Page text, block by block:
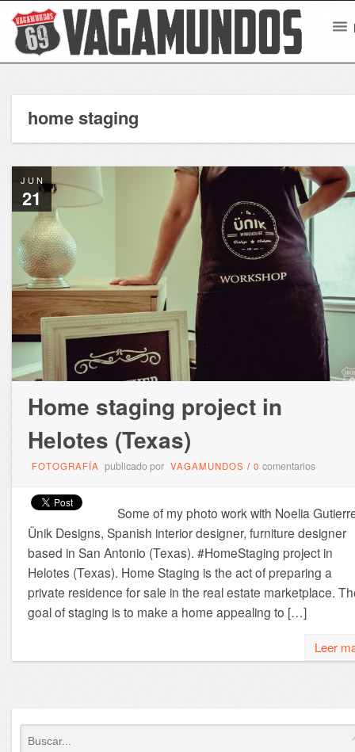
home staging
JUN
21
Home staging project in
Helotes (Texas)
FOTOGRAFÍA publicado por VAGAMUNDOS / 0 comentarios
Some of my photo work with Noelia
Ünik Designs, Spanish interior designer, furniture designer
based in San Antonio (Texas). #HomeStaging project in
Helotes (Texas). Home Staging is the act of preparing a
private residence for sale in the real estate marketplace.
goal of staging is to make a home appealing to […]
Leer